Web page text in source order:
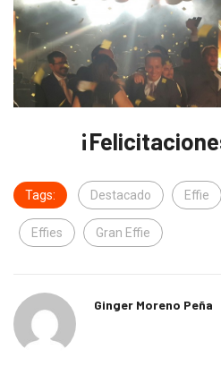
Tags: Destacado Effie
Effies Gran Effie
Ginger Moreno Peña